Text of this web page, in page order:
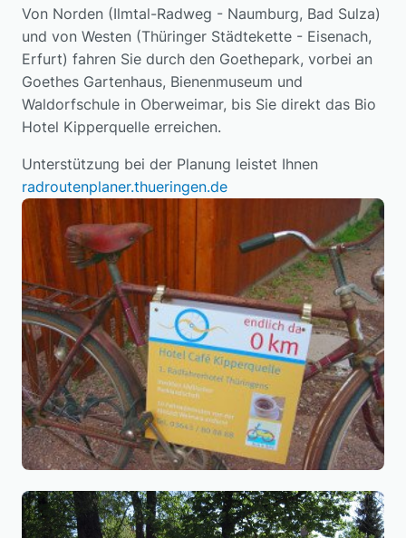
Von Norden (Ilmtal-Radweg - Naumburg, Bad Sulza)
und von Westen (Thüringer Städtekette - Eisenach,
Erfurt) fahren Sie durch den Goethepark, vorbei an
Goethes Gartenhaus, Bienenmuseum und
Waldorfschule in Oberweimar, bis Sie direkt das Bio
Hotel Kipperquelle erreichen.
Unterstützung bei der Planung leistet Ihnen
radroutenplaner.thueringen.de
erhalten Sie unterwww.bahn.de.
Mit dem Taxi sind Sie in ca. 10 min am Ziel.
rechterhand vor der Ilmbrücke unser Hotel.
Das Bio Hotel Kipperquelle ist in das
Hotellleitsystem Weimars eingebunden. Bitte
folgen Sie dem Logo der Blauen Bettenroute,
bis Sie in Ehringsdorf den Hinweis zum Bio
Kostenfreie Parkmöglichkeiten bestehen auf
dem Hotelparkplatz sowie längs des
Radweges.